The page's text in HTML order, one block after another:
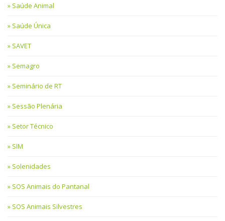
Saúde Animal
Saúde Única
SAVET
Semagro
Seminário de RT
Sessão Plenária
Setor Técnico
SIM
Solenidades
SOS Animais do Pantanal
SOS Animais Silvestres